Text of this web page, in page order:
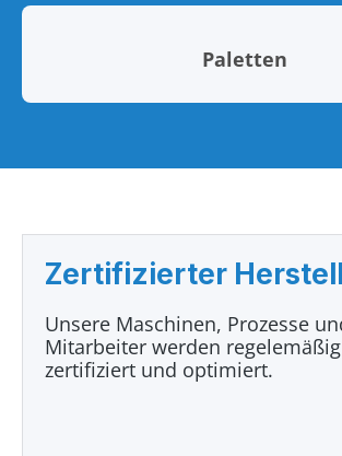
Paletten
Zertifizierter
Unsere Maschinen, Prozesse
Mitarbeiter werden
zertifiziert und optimiert.